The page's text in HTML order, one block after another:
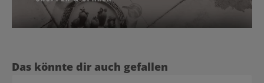
Produktgalerie überspringen
Das könnte dir auch gefallen